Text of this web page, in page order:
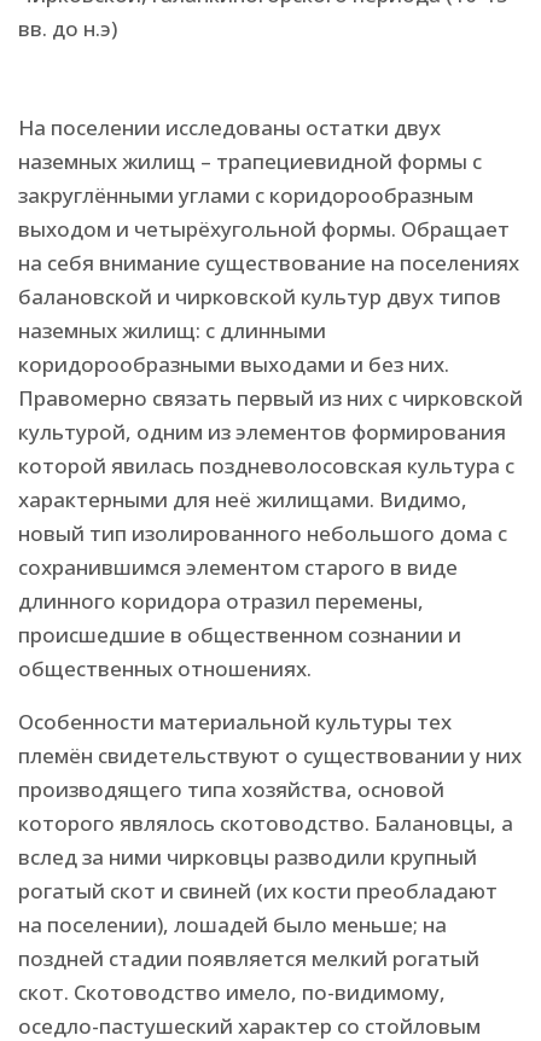
вв. до н.э)
На поселении исследованы остатки двух
наземных жилищ – трапециевидной формы с
закруглёнными углами с коридорообразным
выходом и четырёхугольной формы. Обращает
на себя внимание существование на поселениях
балановской и чирковской культур двух типов
наземных жилищ: с длинными
коридорообразными выходами и без них.
Правомерно связать первый из них с чирковской
культурой, одним из элементов формирования
которой явилась поздневолосовская культура с
характерными для неё жилищами. Видимо,
новый тип изолированного небольшого дома с
сохранившимся элементом старого в виде
длинного коридора отразил перемены,
происшедшие в общественном сознании и
общественных отношениях.
Особенности материальной культуры тех
племён свидетельствуют о существовании у них
производящего типа хозяйства, основой
которого являлось скотоводство. Балановцы, а
вслед за ними чирковцы разводили крупный
рогатый скот и свиней (их кости преобладают
на поселении), лошадей было меньше; на
поздней стадии появляется мелкий рогатый
скот. Скотоводство имело, по-видимому,
оседло-пастушеский характер со стойловым